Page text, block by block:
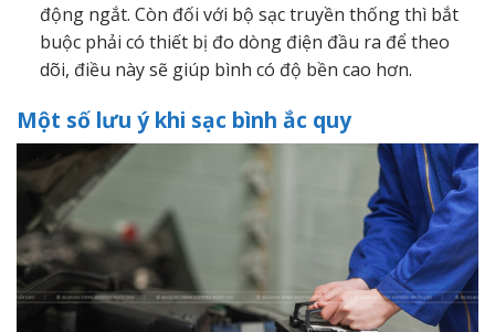
động ngắt. Còn đối với bộ sạc truyền thống thì bắt
buộc phải có thiết bị đo dòng điện đầu ra để theo
dõi, điều này sẽ giúp bình có độ bền cao hơn.
Một số lưu ý khi sạc bình ắc quy